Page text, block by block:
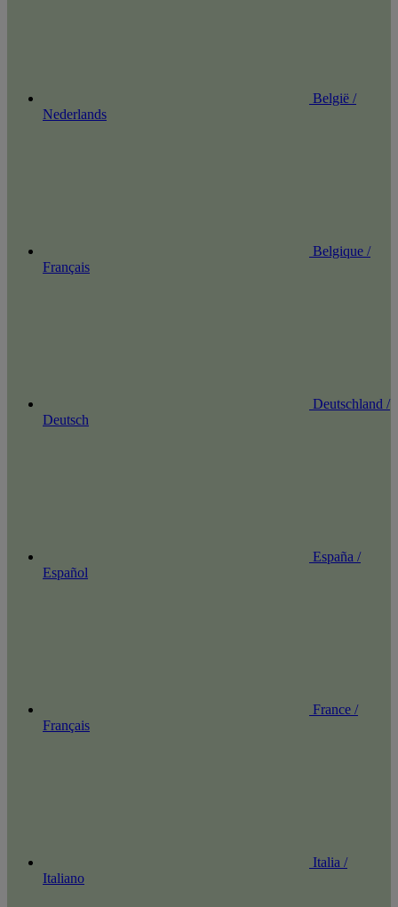
België /
Nederlands
Belgique /
Français
Deutschland /
Deutsch
España /
Español
France /
Français
Italia /
Italiano